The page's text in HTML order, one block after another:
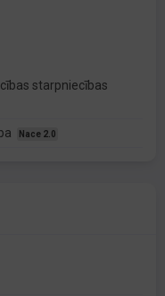
starpniecības
Nace 2.0